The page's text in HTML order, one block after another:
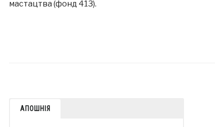
мастацтва (фонд 413).
АПОШНІЯ